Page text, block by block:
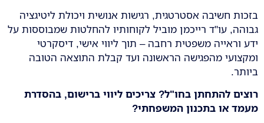
בזכות חשיבה אסטרטגית, רגישות אנושית ויכולת ליטיגציה
גבוהה, עו"ד רייכמן מוביל לקוחותיו להחלטות שמבוססות על
ידע וראייה משפטית רחבה – תוך ליווי אישי, דיסקרטי
ומקצועי מהפגישה הראשונה ועד קבלת התוצאה הטובה
ביותר.
רוצים להתחתן בחו"ל? צריכים ליווי ברישום, בהסדרת
מעמד או בתכנון המשפחתי?